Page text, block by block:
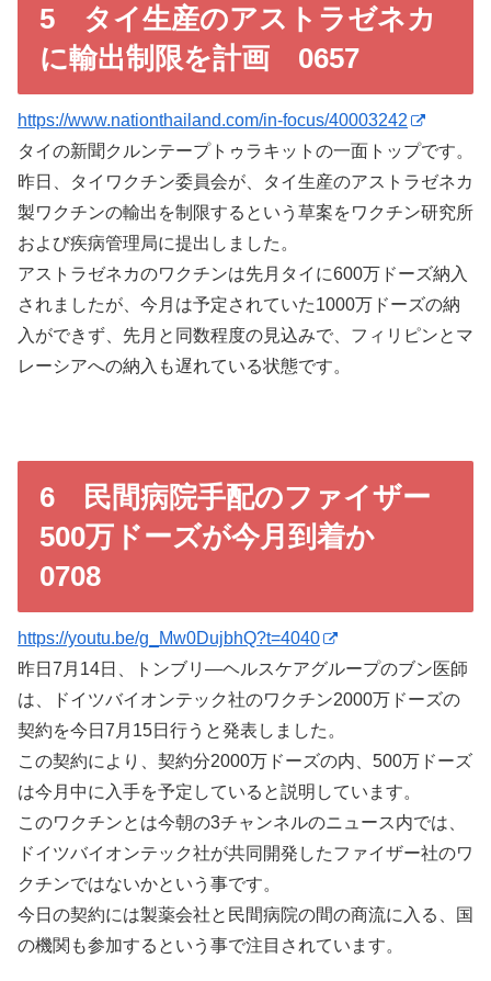
5 タイ生産のアストラゼネカ
に輸出制限を計画 0657
https://www.nationthailand.com/in-focus/40003242
タイの新聞クルンテープトゥラキットの一面トップです。
昨日、タイワクチン委員会が、タイ生産のアストラゼネカ
製ワクチンの輸出を制限するという草案をワクチン研究所
および疾病管理局に提出しました。
アストラゼネカのワクチンは先月タイに600万ドーズ納入
されましたが、今月は予定されていた1000万ドーズの納
入ができず、先月と同数程度の見込みで、フィリピンとマ
レーシアへの納入も遅れている状態です。
6 民間病院手配のファイザー
500万ドーズが今月到着か
0708
https://youtu.be/g_Mw0DujbhQ?t=4040
昨日7月14日、トンブリ―ヘルスケアグループのブン医師
は、ドイツバイオンテック社のワクチン2000万ドーズの
契約を今日7月15日行うと発表しました。
この契約により、契約分2000万ドーズの内、500万ドーズ
は今月中に入手を予定していると説明しています。
このワクチンとは今朝の3チャンネルのニュース内では、
ドイツバイオンテック社が共同開発したファイザー社のワ
クチンではないかという事です。
今日の契約には製薬会社と民間病院の間の商流に入る、国
の機関も参加するという事で注目されています。